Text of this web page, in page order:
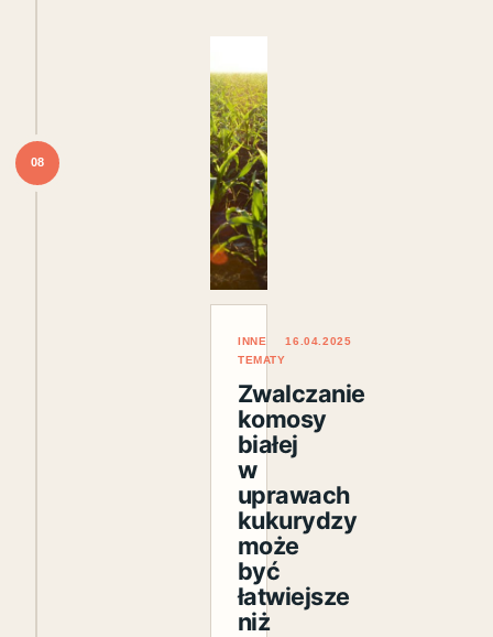
08
INNE
TEMATY
16.04.2025
Zwalczanie
komosy
białej
w
uprawach
kukurydzy
może
być
łatwiejsze
niż